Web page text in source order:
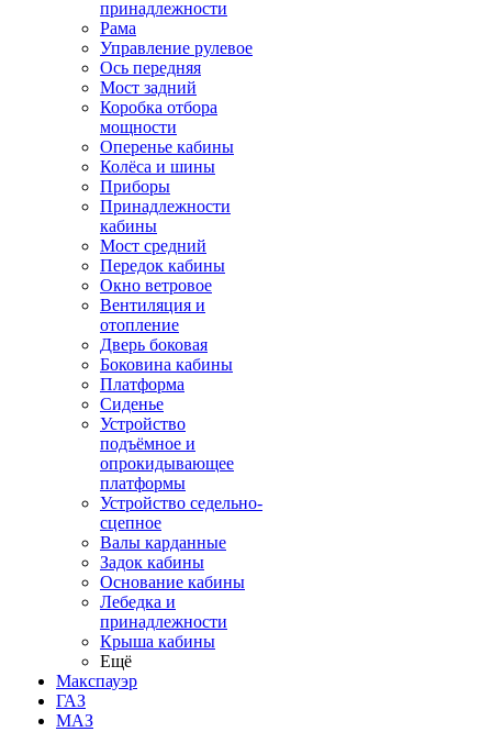
принадлежности
Рама
Управление рулевое
Ось передняя
Мост задний
Коробка отбора
мощности
Оперенье кабины
Колёса и шины
Приборы
Принадлежности
кабины
Мост средний
Передок кабины
Окно ветровое
Вентиляция и
отопление
Дверь боковая
Боковина кабины
Платформа
Сиденье
Устройство
подъёмное и
опрокидывающее
платформы
Устройство седельно-
сцепное
Валы карданные
Задок кабины
Основание кабины
Лебедка и
принадлежности
Крыша кабины
Ещё
Макспауэр
ГАЗ
МАЗ